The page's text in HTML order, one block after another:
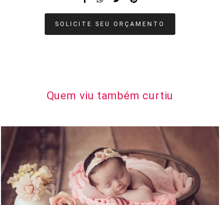
SOLICITE SEU ORÇAMENTO
Quem viu também curtiu